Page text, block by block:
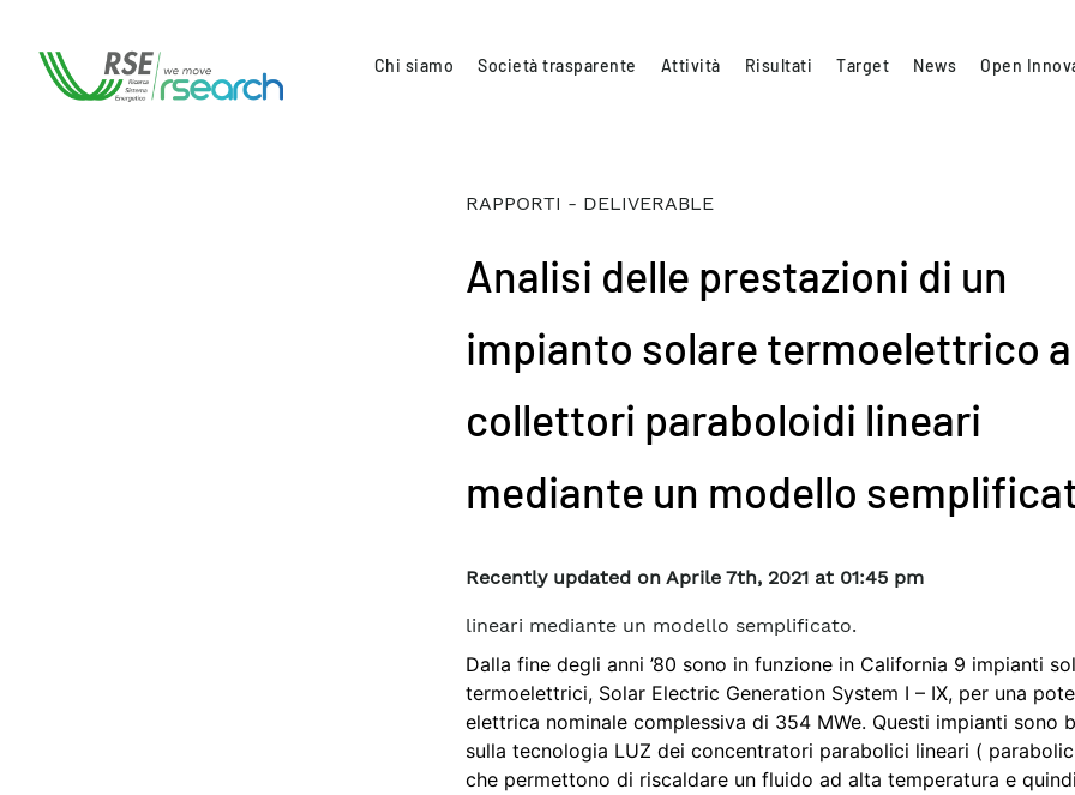
Chi siamo Società trasparente Attività Risultati Target News Open
RAPPORTI - DELIVERABLE
Analisi delle prestazioni di un
impianto solare termoelettrico a
collettori paraboloidi lineari
mediante un modello
Recently updated on Aprile 7th, 2021 at 01:45 pm
lineari mediante un modello semplificato.
Dalla fine degli anni ’80 sono in funzione in California 9 impianti
termoelettrici, Solar Electric Generation System I – IX, per una
elettrica nominale complessiva di 354 MWe. Questi impianti sono
sulla tecnologia LUZ dei concentratori parabolici lineari (
che permettono di riscaldare un fluido ad alta temperatura e quindi